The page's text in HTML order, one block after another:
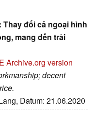
đổi cả ngoại hình
mang đến trải
Archive.org version
decent
Datum: 21.06.2020